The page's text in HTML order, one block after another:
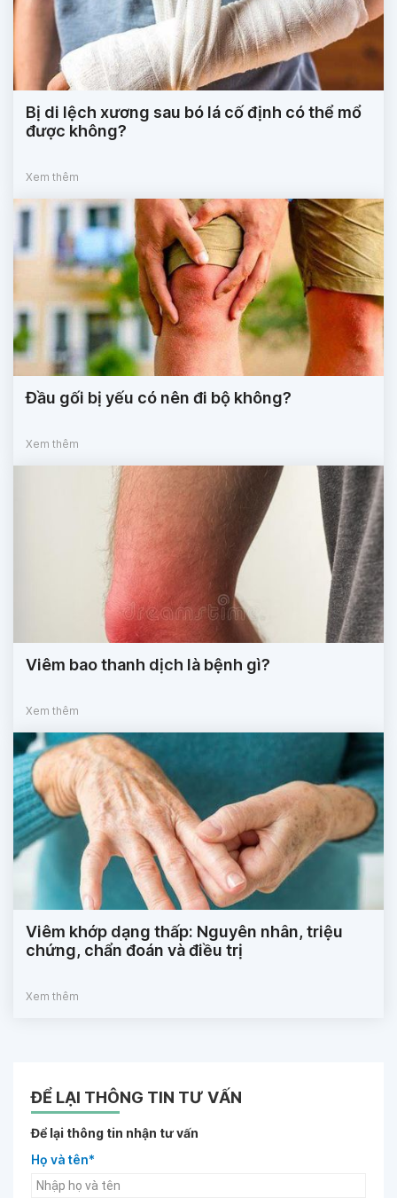
Bị di lệch xương sau bó lá cố định có thể mổ
được không?
Xem thêm
Đầu gối bị yếu có nên đi bộ không?
Xem thêm
Viêm bao thanh dịch là bệnh gì?
Xem thêm
Viêm khớp dạng thấp: Nguyên nhân, triệu
chứng, chẩn đoán và điều trị
Xem thêm
ĐỂ LẠI THÔNG TIN TƯ VẤN
Để lại thông tin nhận tư vấn
Họ và tên*